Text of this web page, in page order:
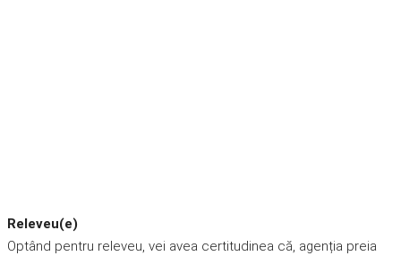
Releveu(e)
Optând pentru releveu, vei avea certitudinea că, agenția preia